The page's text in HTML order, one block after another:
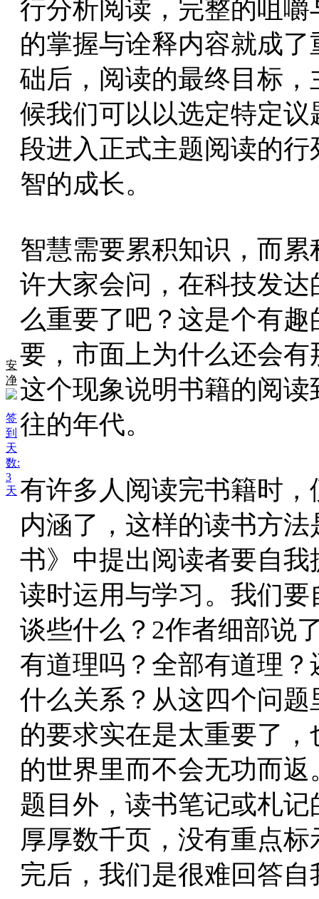
安
净
签
到
天
数:
3
天
行分析阅读，完整的咀
的掌握与诠释内容就成
础后，阅读的最终目标
候我们可以以选定特定
段进入正式主题阅读的
智的成长。
智慧需要累积知识，而
许大家会问，在科技发
么重要了吧？这是个有
要，市面上为什么还会
这个现象说明书籍的阅
往的年代。
有许多人阅读完书籍时
内涵了，这样的读书方
书》中提出阅读者要自
读时运用与学习。我们
谈些什么？2作者细部说
有道理吗？全部有道理
什么关系？从这四个问
的要求实在是太重要了
的世界里而不会无功而
题目外，读书笔记或札
厚厚数千页，没有重点
完后，我们是很难回答